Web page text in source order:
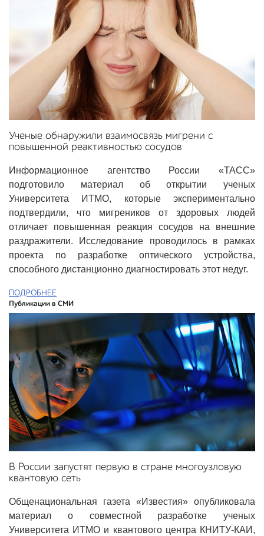
Ученые обнаружили взаимосвязь мигрени с
повышенной реактивностью сосудов
Информационное агентство России «ТАСС»
подготовило материал об открытии ученых
Университета ИТМО, которые экспериментально
подтвердили, что мигреников от здоровых людей
отличает повышенная реакция сосудов на внешние
раздражители. Исследование проводилось в рамках
проекта по разработке оптического устройства,
способного дистанционно диагностировать этот недуг.
ПОДРОБНЕЕ
Публикации в СМИ
В России запустят первую в стране многоузловую
квантовую сеть
Общенациональная газета «Известия» опубликовала
материал о совместной разработке ученых
Университета ИТМО и квантового центра КНИТУ-КАИ,